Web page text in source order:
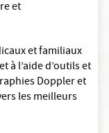
et
et familiaux
à l’aide d’outils et
Doppler et
les meilleurs